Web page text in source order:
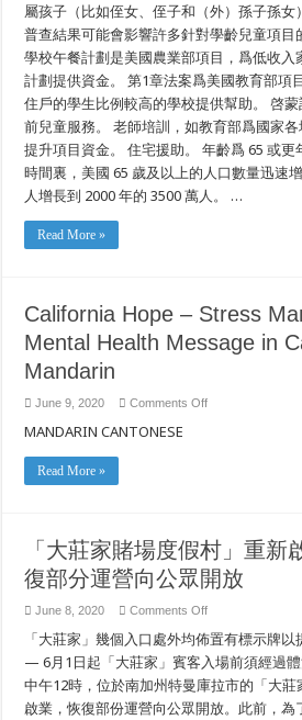
屬孩子（比如侄女、侄子和（外）孫子孫女
普查結果可能會影響許多針對學齡兒童項目
學校午餐計劃是美國農業部項目，爲低收入
計劃提供資金。 第1章法案爲美國教育部項
住戶的學生比例較高的學校提供幫助。 啓
前兒童服務。 老師培訓，如教育部爲國家
提升項目資金。 住宅援助。 年齡爲 65 或更
時間裏，美國 65 歲及以上的人口數量迅速
人增長到 2000 年的 3500 萬人。 …
Read More »
California Hope – Stress
Mental Health Message in
Mandarin
June 9, 2020 Comments Offon
Cantonese
and
Mandarin
MANDARIN CANTONESE
Read More »
「大莊家賭場度假村」重新
復部分運營向公眾開放
June 8, 2020 Comments Offon
莊
家
賭
場
度
「大莊家」幾個入口處外均佈置有標示牌
— 6月1日起「大莊家」賓客入場前須經過體
中午12時，位於南加州特曼庫拉市的「大
啟業，恢復部份運營向公眾開放。此前，為